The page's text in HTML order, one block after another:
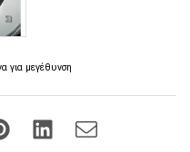
για μεγέθυνση